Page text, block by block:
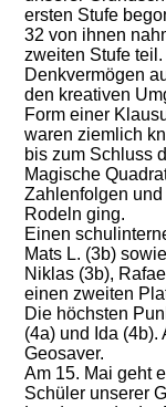
ersten Stufe
32 von ihnen
zweiten Stufe
Denkvermögen
den kreativen
Form einer
waren ziemlich
bis zum Schluss
Magische
Zahlenfolgen
Rodeln ging.
Einen
Mats L. (3b)
Niklas (3b),
einen zweiten
Die höchsten
(4a) und Ida
Geosaver.
Am 15. Mai geht
Schüler unserer